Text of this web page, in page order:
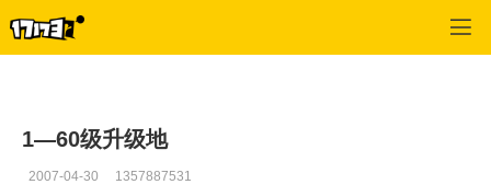
1—60级升级地
2007-04-30 1357887531